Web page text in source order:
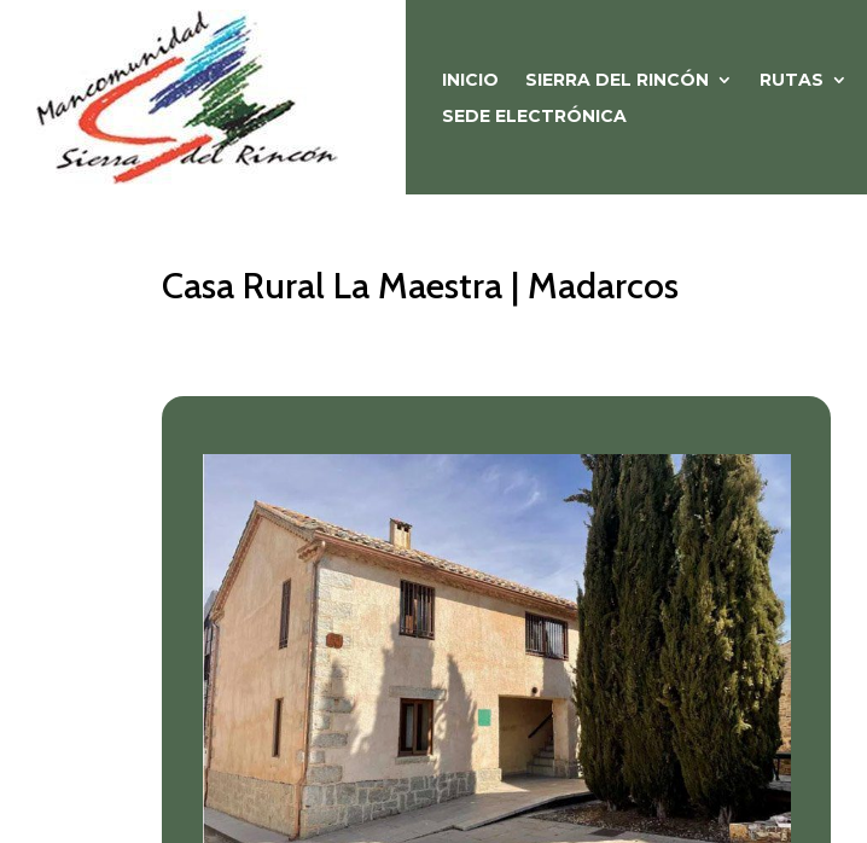
INICIO SIERRA DEL RINCÓN RUTAS
SEDE ELECTRÓNICA
Casa Rural La Maestra | Madarcos